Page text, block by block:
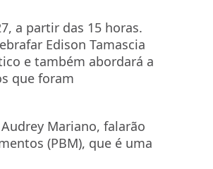
a partir das 15 horas.
Edison Tamascia
e também abordará a
que foram
Mariano, falarão
(PBM), que é uma